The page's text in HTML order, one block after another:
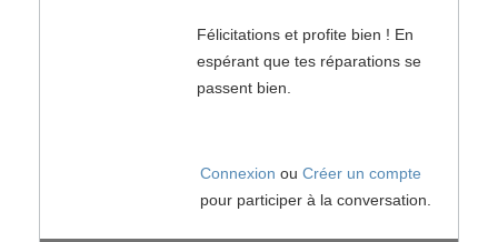
Félicitations et profite bien ! En
espérant que tes réparations se
passent bien.
Connexion ou Créer un compte
pour participer à la conversation.